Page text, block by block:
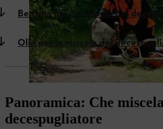
Benzina per la miscela del
Olio per la miscela del
Panoramica: Che
decespugliatore